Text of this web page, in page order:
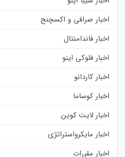
اخبار صرافی و اکسچنج
اخبار فاندامنتال
اخبار فلوکی اینو
اخبار کاردانو
اخبار کوساما
اخبار لایت کوین
اخبار مایکرواستراتژی
اخبار مقررات